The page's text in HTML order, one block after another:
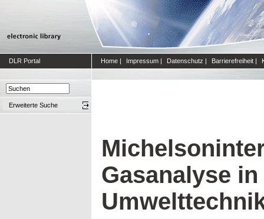
DLR Portal Home | Impressum | Datenschutz | Barrierefreiheit |
Erweiterte Suche
Gasanalyse